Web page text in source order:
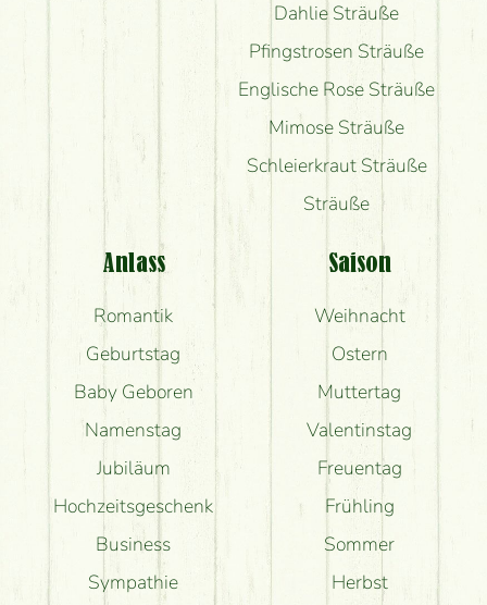
Dahlie Sträuße
Pfingstrosen Sträuße
Englische Rose Sträuße
Mimose Sträuße
Schleierkraut Sträuße
Sträuße
Anlass
Romantik
Geburtstag
Baby Geboren
Namenstag
Jubiläum
Hochzeitsgeschenk
Business
Sympathie
Saison
Weihnacht
Ostern
Muttertag
Valentinstag
Freuentag
Frühling
Sommer
Herbst